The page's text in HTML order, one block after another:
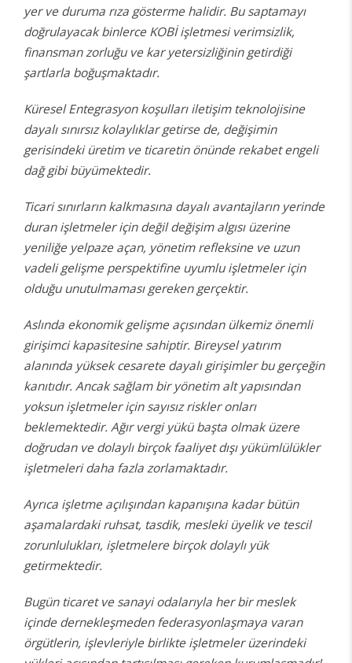
yer ve duruma rıza gösterme halidir. Bu saptamayı
doğrulayacak binlerce KOBİ işletmesi verimsizlik,
finansman zorluğu ve kar yetersizliğinin getirdiği
şartlarla boğuşmaktadır.
Küresel Entegrasyon koşulları iletişim teknolojisine
dayalı sınırsız kolaylıklar getirse de, değişimin
gerisindeki üretim ve ticaretin önünde rekabet engeli
dağ gibi büyümektedir.
Ticari sınırların kalkmasına dayalı avantajların yerinde
duran işletmeler için değil değişim algısı üzerine
yeniliğe yelpaze açan, yönetim refleksine ve uzun
vadeli gelişme perspektifine uyumlu işletmeler için
olduğu unutulmaması gereken gerçektir.
Aslında ekonomik gelişme açısından ülkemiz önemli
girişimci kapasitesine sahiptir. Bireysel yatırım
alanında yüksek cesarete dayalı girişimler bu gerçeğin
kanıtıdır. Ancak sağlam bir yönetim alt yapısından
yoksun işletmeler için sayısız riskler onları
beklemektedir. Ağır vergi yükü başta olmak üzere
doğrudan ve dolaylı birçok faaliyet dışı yükümlülükler
işletmeleri daha fazla zorlamaktadır.
Ayrıca işletme açılışından kapanışına kadar bütün
aşamalardaki ruhsat, tasdik, mesleki üyelik ve tescil
zorunlulukları, işletmelere birçok dolaylı yük
getirmektedir.
Bugün ticaret ve sanayi odalarıyla her bir meslek
içinde dernekleşmeden federasyonlaşmaya varan
örgütlerin, işlevleriyle birlikte işletmeler üzerindeki